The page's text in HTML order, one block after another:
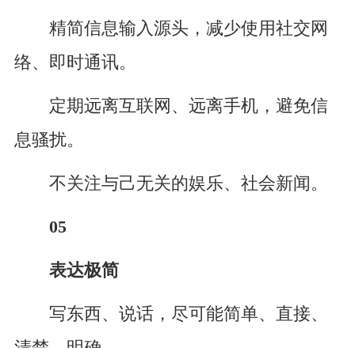
精简信息输入源头，减少使用社交网
络、即时通讯。
定期远离互联网、远离手机，避免信
息骚扰。
不关注与己无关的娱乐、社会新闻。
05
表达极简
写东西、说话，尽可能简单、直接、